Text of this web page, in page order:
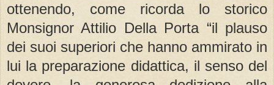
ottenendo, come ricorda lo storico
Monsignor Attilio Della Porta “il plauso
dei suoi superiori che hanno ammirato in
lui la preparazione didattica, il senso del